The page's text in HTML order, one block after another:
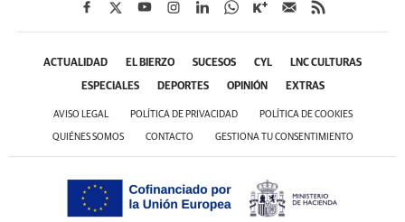
ACTUALIDAD EL BIERZO SUCESOS CYL LNC CULTURAS
ESPECIALES DEPORTES OPINIÓN EXTRAS
AVISO LEGAL POLÍTICA DE PRIVACIDAD POLÍTICA DE COOKIES
QUIÉNES SOMOS CONTACTO GESTIONA TU CONSENTIMIENTO